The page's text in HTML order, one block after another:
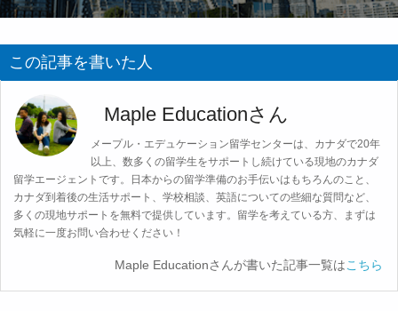
この記事を書いた人
Maple Educationさん
メープル・エデュケーション留学センターは、カナダで20年
以上、数多くの留学生をサポートし続けている現地のカナダ
留学エージェントです。日本からの留学準備のお手伝いはもちろんのこと、
カナダ到着後の生活サポート、学校相談、英語についての些細な質問など、
多くの現地サポートを無料で提供しています。留学を考えている方、まずは
気軽に一度お問い合わせください！
Maple Educationさんが書いた記事一覧はこちら